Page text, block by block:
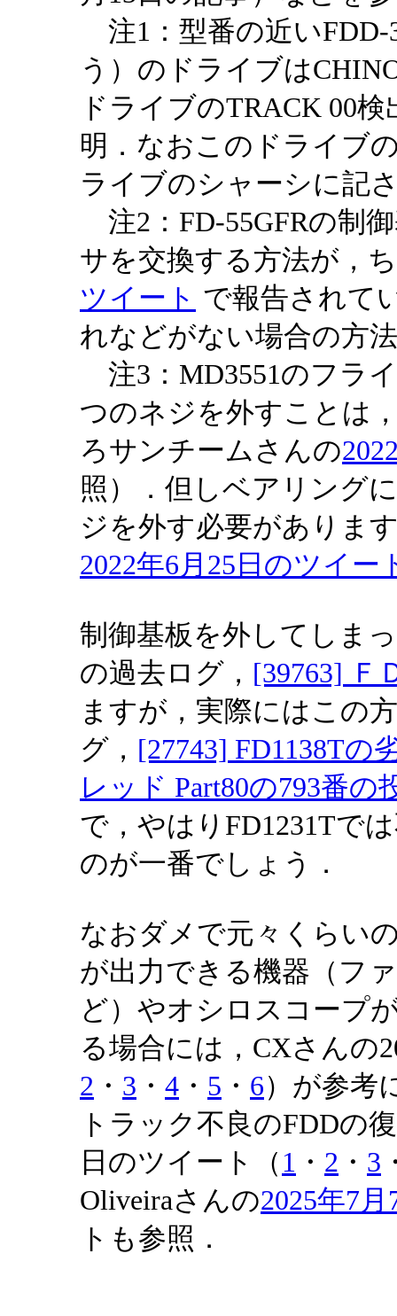
注1：型番の近いFDD-
う）のドライブは
ドライブのTRACK 00
明．なおこのドライブ
ライブのシャーシに記
注2：FD-55GFRの制
サを交換する方法が，
ツイート で報告されて
れなどがない場合の方
注3：MD3551のフラ
つのネジを外すことは
ろサンチームさんの
照）．但しベアリング
ジを外す必要がありま
2022年6月25日のツイー
制御基板を外してしま
の過去ログ， [39763] Ｆ
ますが，実際にはこの
グ， [27743] FD1138Tの
レッド Part80の793番の
で，やはりFD1231Tで
のが一番でしょう．
なおダメで元々くらい
が出力できる機器（フ
ど）やオシロスコープ
る場合には，CXさんの
2 ・ 3 ・ 4 ・ 5 ・ 6）が参考
トラック不良のFDDの
日のツイート（ 1 ・ 2 ・ 3
Oliveiraさんの2025年7月
トも参照．